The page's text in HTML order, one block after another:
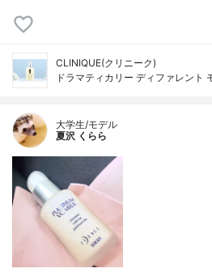
CLINIQUE(クリニーク)
ドラマティカリー ディファレント
大学生/モデル
夏沢 くらら